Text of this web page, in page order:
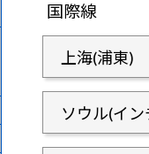
国際線
上海(浦東)
ソウル(イ